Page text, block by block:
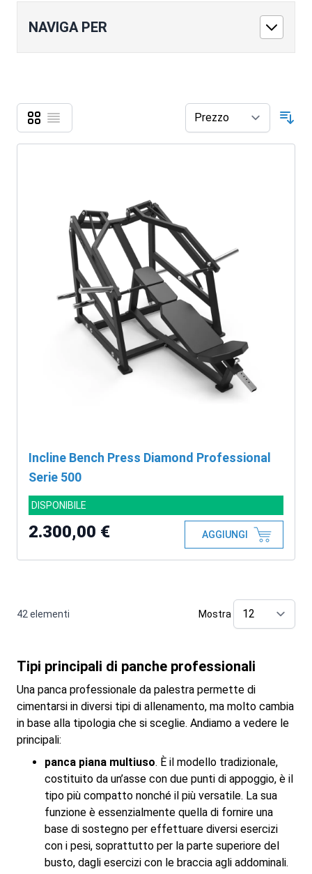
NAVIGA PER
Mostra come
Griglia
Lista
Incline Bench Press Diamond Professional
Serie 500
DISPONIBILE
2.300,00 € AGGIUNGI
42elementi Mostra
Tipi principali di panche professionali
Una panca professionale da palestra permette di
cimentarsi in diversi tipi di allenamento, ma molto cambia
in base alla tipologia che si sceglie. Andiamo a vedere le
principali:
panca piana multiuso. È il modello tradizionale,
costituito da un’asse con due punti di appoggio, è il
tipo più compatto nonché il più versatile. La sua
funzione è essenzialmente quella di fornire una
base di sostegno per effettuare diversi esercizi
con i pesi, soprattutto per la parte superiore del
busto, dagli esercizi con le braccia agli addominali.